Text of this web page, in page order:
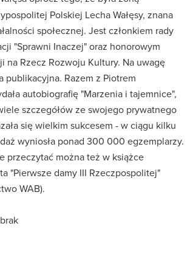
Polskiej Lecha Wałęsy, znana
społecznej. Jest członkiem rady
"Sprawni Inaczej" oraz honorowym
na Rzecz Rozwoju Kultury. Na uwagę
publikacyjna. Razem z Piotrem
autobiografię "Marzenia i tajemnice",
szczegółów ze swojego prywatnego
się wielkim sukcesem - w ciągu kilku
wyniosła ponad 300 000 egzemplarzy.
przeczytać można też w książce
"Pierwsze damy III Rzeczpospolitej"
WAB).
brak